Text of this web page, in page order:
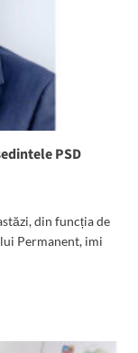
PSD
din funcția de
Permanent, imi